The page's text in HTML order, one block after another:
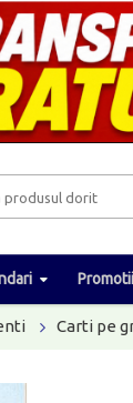
Promotii
Carti pe